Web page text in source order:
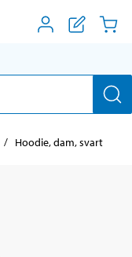
Hoodie, dam, svart